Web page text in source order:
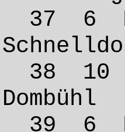
37 6
38
39 6